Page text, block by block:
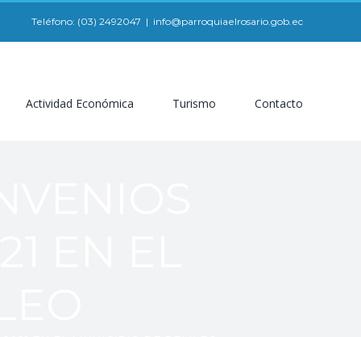
Teléfono: (03) 2492047 | info@parroquiaelrosario.gob.ec
Actividad Económica Turismo Contacto